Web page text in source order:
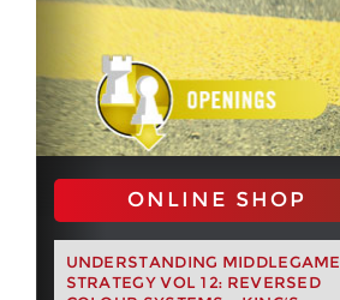
ONLINE SHOP
UNDERSTANDING MIDDLEGAME
STRATEGY VOL 12: REVERSED